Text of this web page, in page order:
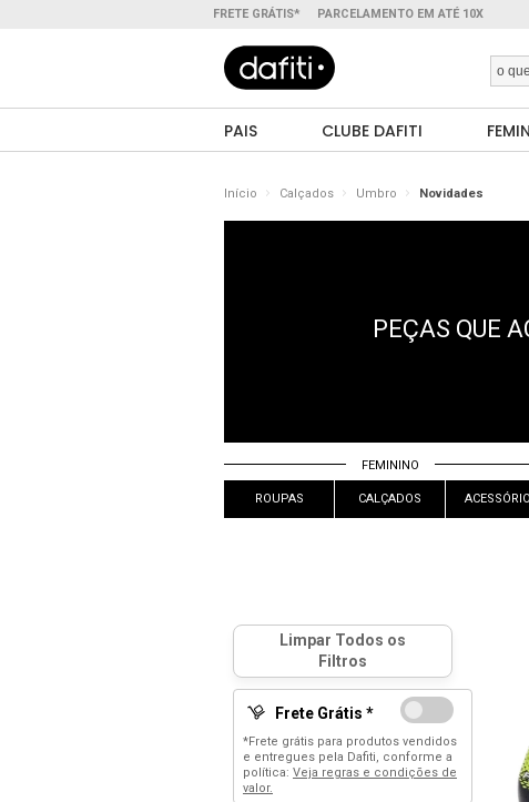
FRETE GRÁTIS* PARCELAMENTO EM ATÉ 10X
PAIS CLUBE DAFITI
Início Calçados Umbro Novidades
PEÇAS QUE
FEMININO
ROUPAS CALÇADOS
Frete Grátis *
*Frete grátis para produtos vendidos
e entregues pela Dafiti, conforme a
política: Veja regras e condições de
valor.